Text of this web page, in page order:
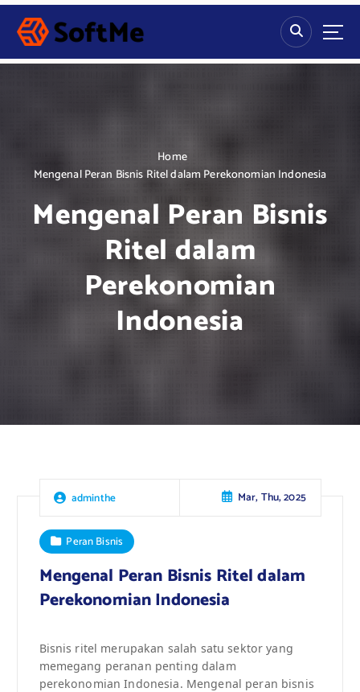
S
p
Home
Mengenal Peran Bisnis Ritel dalam Perekonomian Indonesia
Mengenal Peran Bisnis
Ritel dalam
Perekonomian
Indonesia
adminthe Mar, Thu, 2025
Peran Bisnis
Mengenal Peran Bisnis Ritel dalam
Perekonomian Indonesia
Bisnis ritel merupakan salah satu sektor yang
memegang peranan penting dalam
perekonomian Indonesia. Mengenal peran bisnis